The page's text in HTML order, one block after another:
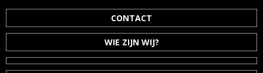
CONTACT
WIE ZIJN WIJ?